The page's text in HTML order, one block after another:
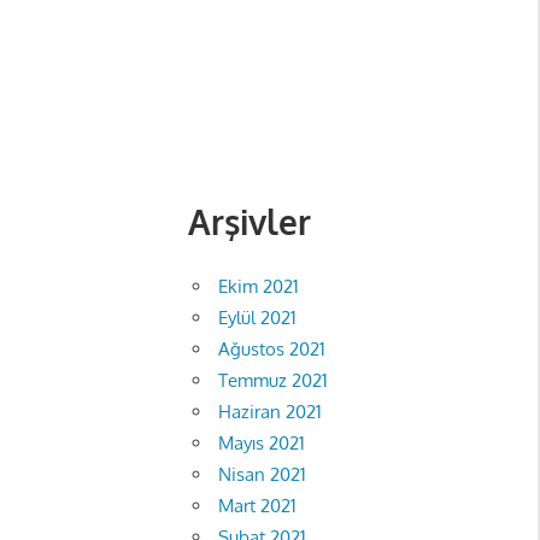
Arşivler
Ekim 2021
Eylül 2021
Ağustos 2021
Temmuz 2021
Haziran 2021
Mayıs 2021
Nisan 2021
Mart 2021